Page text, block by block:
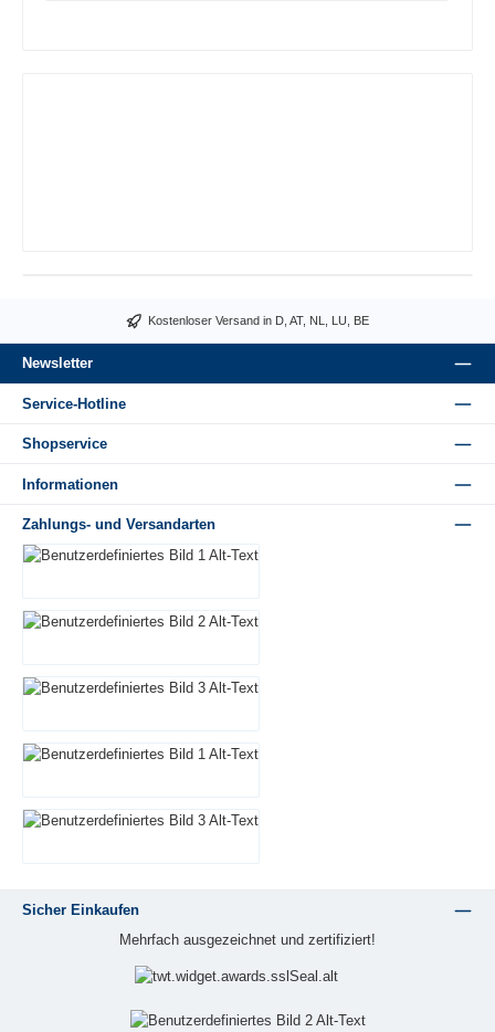
Kostenloser Versand in D, AT, NL, LU, BE
Newsletter
Service-Hotline
Shopservice
Informationen
Zahlungs- und Versandarten
Sicher Einkaufen
Mehrfach ausgezeichnet und zertifiziert!